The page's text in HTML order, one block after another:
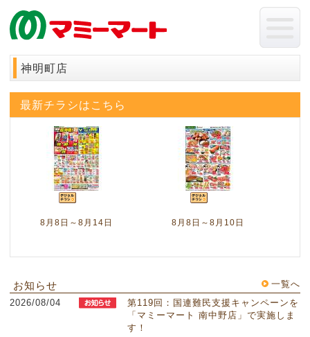
神明町店
最新チラシはこちら
8月8日～8月14日 8月8日～8月10日
お知らせ
2026/08/04
第119回：国連難民支援キャンペーンを
「マミーマート 南中野店」で実施しま
す！
一覧へ